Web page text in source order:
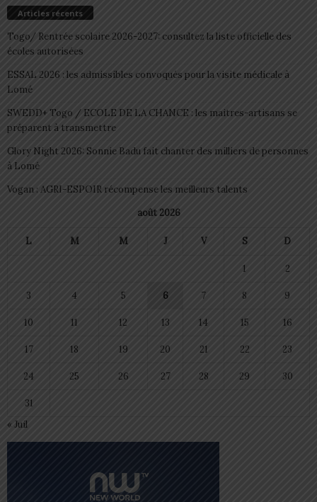
Articles récents
Togo/ Rentrée scolaire 2026-2027: consultez la liste officielle des
écoles autorisées
ESSAL 2026 : les admissibles convoqués pour la visite médicale à
Lomé
SWEDD+ Togo / ECOLE DE LA CHANCE : les maitres-artisans se
préparent à transmettre
Glory Night 2026: Sonnie Badu fait chanter des milliers de personnes
à Lomé
Vogan : AGRI-ESPOIR récompense les meilleurs talents
août 2026
L M M J V S D
1 2
3 4 5 6 7 8 9
10 11 12 13 14 15 16
17 18 19 20 21 22 23
24 25 26 27 28 29 30
31
« Juil